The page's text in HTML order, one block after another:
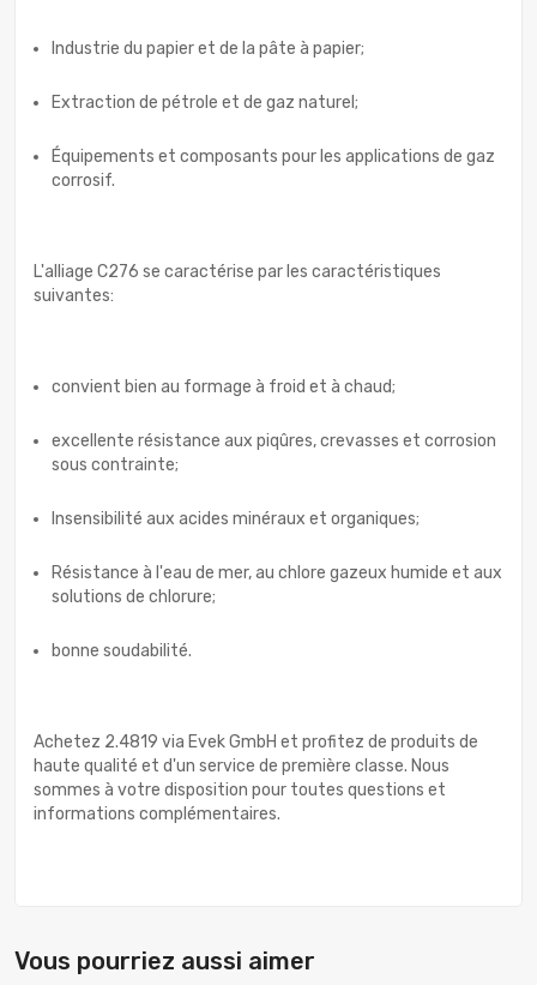
Industrie du papier et de la pâte à papier;
Extraction de pétrole et de gaz naturel;
Équipements et composants pour les applications de gaz
corrosif.
L'alliage C276 se caractérise par les caractéristiques
suivantes:
convient bien au formage à froid et à chaud;
excellente résistance aux piqûres, crevasses et corrosion
sous contrainte;
Insensibilité aux acides minéraux et organiques;
Résistance à l'eau de mer, au chlore gazeux humide et aux
solutions de chlorure;
bonne soudabilité.
Achetez 2.4819 via Evek GmbH et profitez de produits de
haute qualité et d'un service de première classe. Nous
sommes à votre disposition pour toutes questions et
informations complémentaires.
Vous pourriez aussi aimer